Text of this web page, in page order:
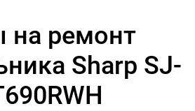
на ремонт
Sharp SJ-